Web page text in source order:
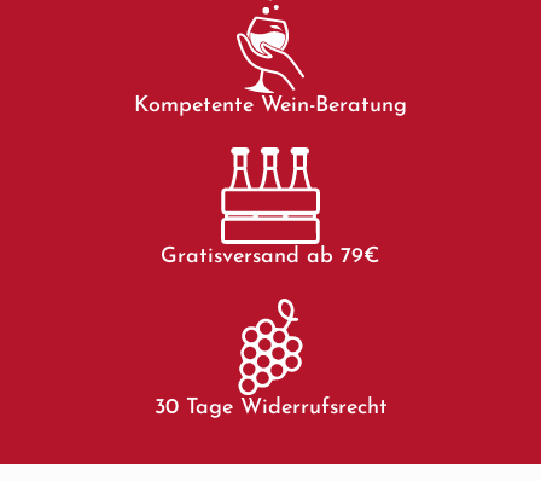
Kompetente Wein-Beratung
Gratisversand ab 79€
30 Tage Widerrufsrecht